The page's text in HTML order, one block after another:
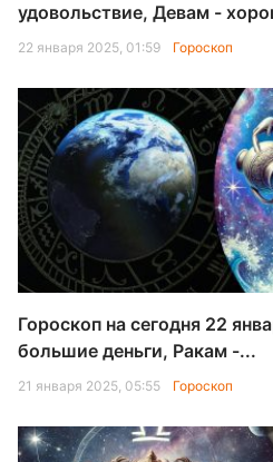
удовольствие, Девам -
22 января 2025, 01:59 Гороскоп
Гороскоп на сегодня 22
большие деньги, Ракам -...
21 января 2025, 05:55 Гороскоп